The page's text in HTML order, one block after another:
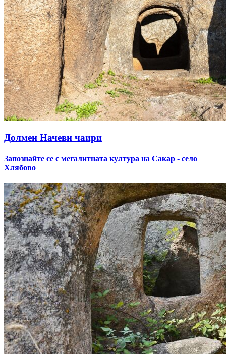
Долмен Начеви чаири
Запознайте се с мегалитната култура на Сакар - село
Хлябово